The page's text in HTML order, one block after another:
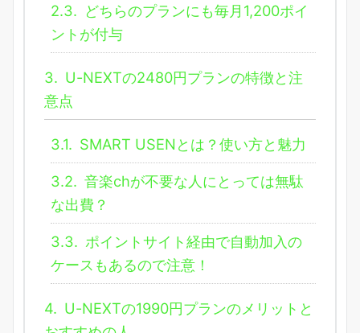
2.3. どちらのプランにも毎月1,200ポイ
ントが付与
3. U-NEXTの2480円プランの特徴と注
意点
3.1. SMART USENとは？使い方と魅力
3.2. 音楽chが不要な人にとっては無駄
な出費？
3.3. ポイントサイト経由で自動加入の
ケースもあるので注意！
4. U-NEXTの1990円プランのメリットと